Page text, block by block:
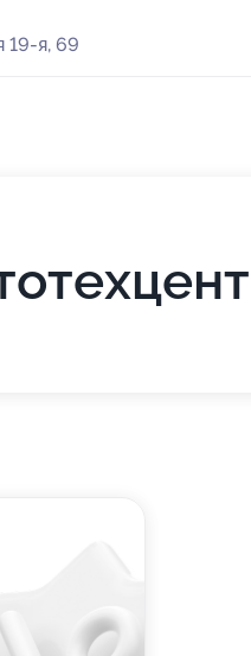
19-я, 69